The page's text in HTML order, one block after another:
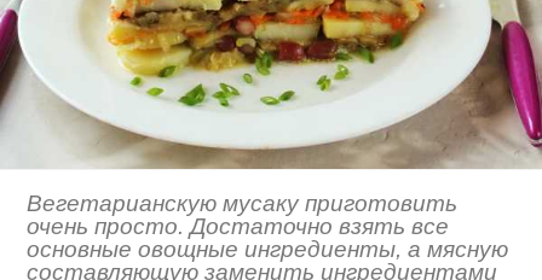
Вегетарианскую мусаку приготовить
очень просто. Достаточно взять все
основные овощные ингредиенты, а мясную
составляющую заменить ингредиентами